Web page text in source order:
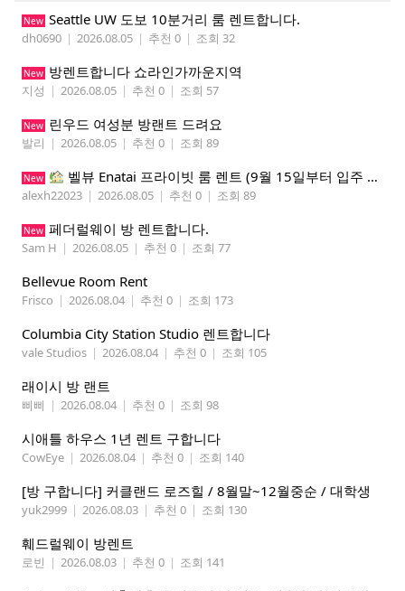
New Seattle UW 도보 10분거리 룸 렌트합니다.
dh0690 | 2026.08.05 | 추천 0 | 조회 32
New 방렌트합니다 쇼라인가까운지역
지성 | 2026.08.05 | 추천 0 | 조회 57
New 린우드 여성분 방랜트 드려요
발리 | 2026.08.05 | 추천 0 | 조회 89
New 벨뷰 Enatai 프라이빗 룸 렌트 (9월 15일부터 입주 가능)
alexh22023 | 2026.08.05 | 추천 0 | 조회 89
New 페더럴웨이 방 렌트합니다.
Sam H | 2026.08.05 | 추천 0 | 조회 77
Bellevue Room Rent
Frisco | 2026.08.04 | 추천 0 | 조회 173
Columbia City Station Studio 렌트합니다
vale Studios | 2026.08.04 | 추천 0 | 조회 105
래이시 방 랜트
삐삐 | 2026.08.04 | 추천 0 | 조회 98
시애틀 하우스 1년 렌트 구합니다
CowEye | 2026.08.04 | 추천 0 | 조회 140
[방 구합니다] 커클랜드 로즈힐 / 8월말~12월중순 / 대학생
yuk2999 | 2026.08.03 | 추천 0 | 조회 130
훼드럴웨이 방렌트
로빈 | 2026.08.03 | 추천 0 | 조회 141